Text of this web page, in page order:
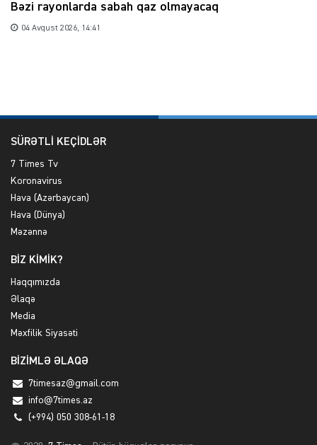
Bəzi rayonlarda sabah qaz olmayacaq
04 Avqust 2026, 14:41
SÜRƏTLİ KEÇİDLƏR
7 Times Tv
Koronavirus
Hava (Azərbaycan)
Hava (Dünya)
Məzənnə
BİZ KİMİK?
Haqqımızda
Əlaqə
Media
Məxfilik Siyasəti
BİZİMLƏ ƏLAQƏ
7timesaz@gmail.com
info@7times.az
(+994) 050 308-61-18